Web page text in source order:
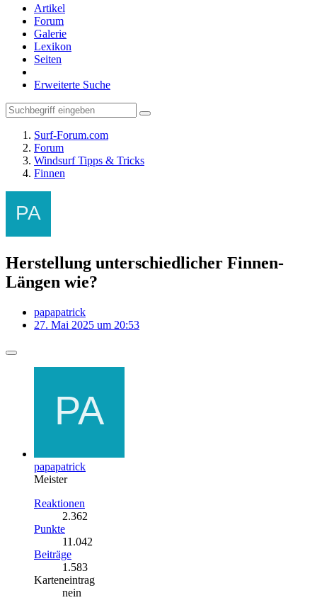
Artikel
Forum
Galerie
Lexikon
Seiten
Erweiterte Suche
Surf-Forum.com
Forum
Windsurf Tipps & Tricks
Finnen
Herstellung unterschiedlicher Finnen-
Längen wie?
papapatrick
27. Mai 2025 um 20:53
papapatrick
Meister
Reaktionen
2.362
Punkte
11.042
Beiträge
1.583
Karteneintrag
nein